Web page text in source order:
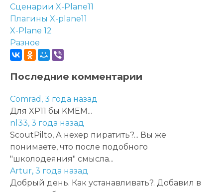
Сценарии X-Plane11
Плагины X-plane11
X-Plane 12
Разное
Последние комментарии
Comrad, 3 года назад
Для XP11 бы KMEM...
nl33, 3 года назад
ScoutPilto, А нехер пиратить?... Вы же
понимаете, что после подобного
"школодеяния" смысла...
Artur, 3 года назад
Добрый день. Как устанавливать?. Добавил в